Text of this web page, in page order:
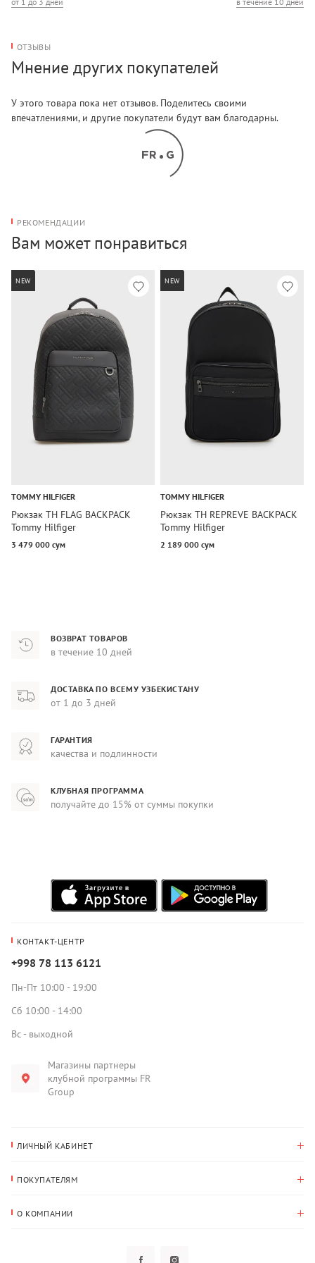
30 см
ОТЗЫВЫ
Мнение других покупателей
У этого товара пока нет отзывов. Поделитесь своими
впечатлениями, и другие покупатели будут вам благодарны.
РЕКОМЕНДАЦИИ
Вам может понравиться
NEW
TOMMY HILFIGER
Рюкзак TH FLAG BACKPACK
Tommy Hilfiger
3 479 000 сум
NEW
TOMMY HILFIGER
Рюкзак TH REPREVE BACKPACK
Tommy Hilfiger
2 189 000 сум
ВОЗВРАТ ТОВАРОВ
в течение 10 дней
ДОСТАВКА ПО ВСЕМУ УЗБЕКИСТАНУ
от 1 до 3 дней
ГАРАНТИЯ
качества и подлинности
КЛУБНАЯ ПРОГРАММА
получайте до 15% от суммы покупки
КОНТАКТ-ЦЕНТР
+998 78 113 6121
Пн-Пт 10:00 - 19:00
Сб 10:00 - 14:00
Вс - выходной
Магазины партнеры
клубной программы FR
Group
ЛИЧНЫЙ КАБИНЕТ
Адрес для доставки
ПОКУПАТЕЛЯМ
О КОМПАНИИ
Политика конфиденциальности